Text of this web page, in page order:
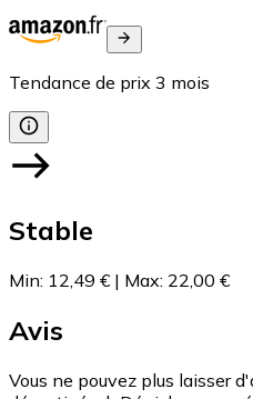
Tendance de prix 3 mois
Stable
Min: 12,49 € | Max: 22,00 €
Avis
Vous ne pouvez plus laisser